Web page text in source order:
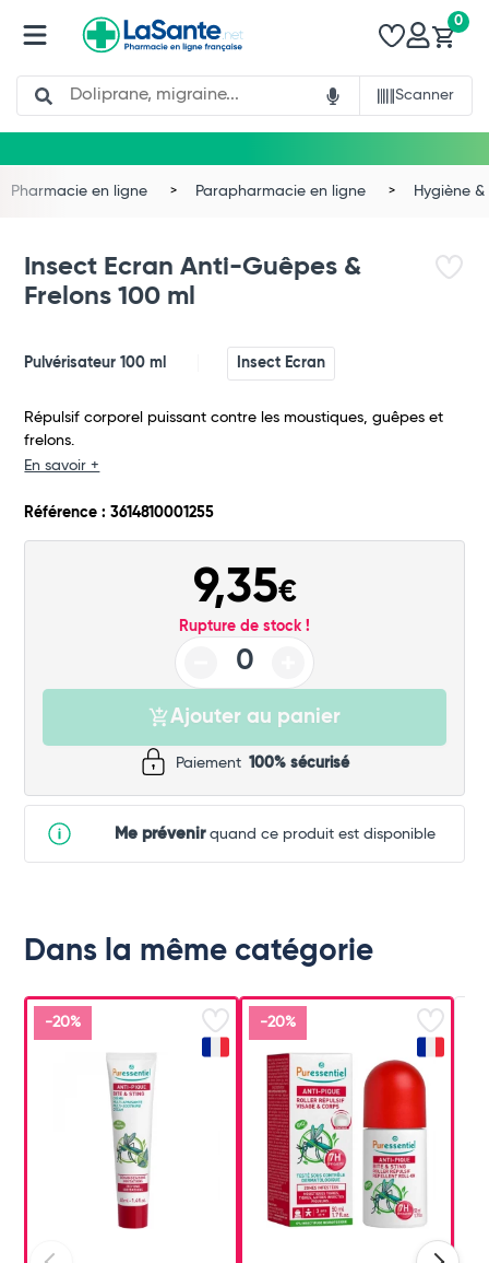
Search
Scanner
0
Total
Pharmacie en ligne Parapharmacie en ligne Hygiène
Insect Ecran Anti-Guêpes &
Frelons 100 ml
Pulvérisateur 100 ml Insect Ecran
Répulsif corporel puissant contre les moustiques, guêpes et
frelons.
En savoir +
Référence : 3614810001255
9,35€
Rupture de stock !
Ajouter au panier
Paiement 100% sécurisé
Me prévenirquand ce produit est disponible
Dans la même catégorie
-20% -20%